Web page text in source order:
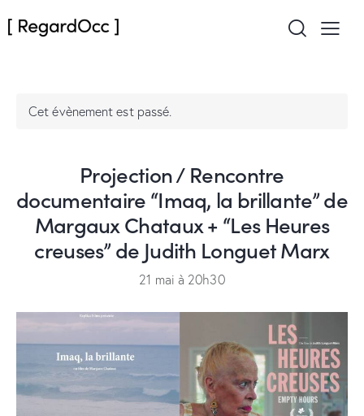
Cet évènement est passé.
Projection / Rencontre
documentaire “Imaq, la brillante” de
Margaux Chataux + “Les Heures
creuses” de Judith Longuet Marx
21 mai à 20h30